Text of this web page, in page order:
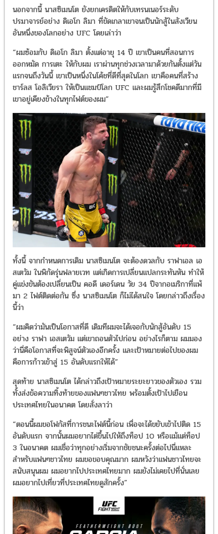
นอกจากนี้ นาสซิเมนโต ยังยกเครดิตให้กับเทรนเนอร์ระดับ
ปรมาจารย์อย่าง ดิเอโก ลิมา ที่ขัดเกลาเขาจนเป็นนักสู้ในสังเวียน
อันหนึ่งของโลกอย่าง UFC โดยเล่าว่า
“ผมซ้อมกับ ดิเอโก ลิมา ตั้งแต่อายุ 14 ปี เขาเป็นคนที่สอนการ
ออกหมัด การเตะ ให้กับผม เราผ่านทุกช่วงเวลามาด้วยกันตั้งแต่วัน
แรกจนถึงวันนี้ เขาเป็นหนึ่งในโค้ชที่ดีที่สุดในโลก เขาคือคนที่สร้าง
ชาร์ลส โอลิเวียรา ให้เป็นแชมป์โลก UFC และผมรู้สึกโชคดีมากที่มี
เขาอยู่เคียงข้างในทุกไฟต์ของผม”
ทั้งนี้ จากกำหนดการเดิม นาสซิเมนโต จะต้องดวลกับ ราฟาเอล เอ
สเตวัม ในพิกัดรุ่นฟลายเวท แต่เกิดการเปลี่ยนแปลกระทันหัน ทำให้
คู่แข่งขันต้องเปลี่ยนเป็น คอดี เดอร์เดน วัย 34 ปีจากอเมริกาที่แพ้
มา 2 ไฟต์ติดต่อกัน ซึ่ง นาสซิเมนโต ก็ไม่ได้สนใจ โดยกล่าวถึงเรื่อง
นี้ว่า
“ผมคิดว่ามันเป็นโอกาสที่ดี เดิมทีผมจะได้เจอกับนักสู้อันดับ 15
อย่าง ราฟา เอสเตวัม แต่เขาถอนตัวไปก่อน อย่างไรก็ตาม ผมมอง
ว่านี่คือโอกาสที่จะพิสูจน์ตัวเองอีกครั้ง และเป้าหมายต่อไปของผม
คือการก้าวเข้าสู่ 15 อันดับแรกให้ได้”
สุดท้าย นาสซิเมนโต ได้กล่าวถึงเป้าหมายระยะยาวของตัวเอง รวม
ทั้งส่งข้อความทิ้งท้ายของแฟนๆชาวไทย พร้อมตั้งเป้าไปเยือน
ประเทศไทยในอนาคต โดยสั่งลาว่า
“ตอนนี้ผมขอโฟกัสที่การชนะไฟต์นี้ก่อน เพื่อจะได้ขยับเข้าไปติด 15
อันดับแรก จากนั้นผมอยากไต่ขึ้นไปให้ถึงท็อป 10 หรือแม้แต่ท็อป
3 ในอนาคต ผมเชื่อว่าทุกอย่างเริ่มจากชัยชนะครั้งต่อไปนี่แหละ
สำหรับแฟนๆชาวไทย ผมขอขอบคุณมาก ผมหวังว่าแฟนชาวไทยจะ
สนับสนุนผม ผมอยากไปประเทศไทยมาก ผมยังไม่เคยไปที่นั่นเลย
ผมอยากไปเที่ยวที่ประเทศไทยดูสักครั้ง”